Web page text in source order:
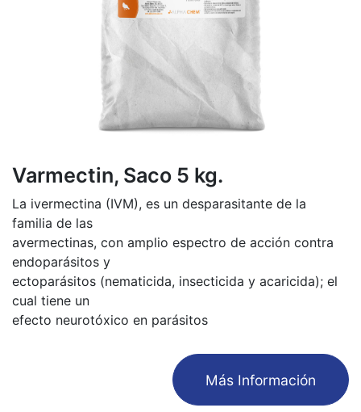
Varmectin, Saco 5 kg.
La ivermectina (IVM), es un desparasitante de la
familia de las
avermectinas, con amplio espectro de acción contra
endoparásitos y
ectoparásitos (nematicida, insecticida y acaricida); el
cual tiene un
efecto neurotóxico en parásitos
​Más Información